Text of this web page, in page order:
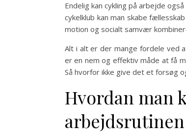
Endelig kan cykling på arbejde
cykelklub kan man skabe
motion og socialt samvær
Alt i alt er der mange fordele ved
er en nem og effektiv måde at få
Så hvorfor ikke give det et forsøg
Hvordan man
arbejdsrutinen